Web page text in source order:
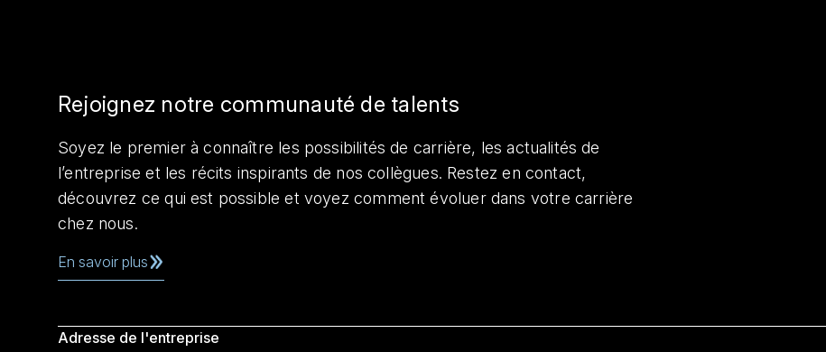
Rejoignez notre communauté de talents
Soyez le premier à connaître les possibilités de carrière, les actualités de
l’entreprise et les récits inspirants de nos collègues. Restez en contact,
découvrez ce qui est possible et voyez comment évoluer dans votre carrière
chez nous.
En savoir plus
Adresse de l'entreprise